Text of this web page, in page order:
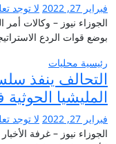
فبراير 27, 2022
لا توجد
الجوزاء نيوز – وكالات أمر الرئيس الروسي فلاديمير بوتين، وزارة الدفاع
بوضع قوات الردع
رئيسية محليات
التحالف ينفذ
المليشيا
فبراير 27, 2022
لا توجد
الجوزاء نيوز – غرفة الأخبار أعلنت قوات التحالف الذي تقوده السعودية